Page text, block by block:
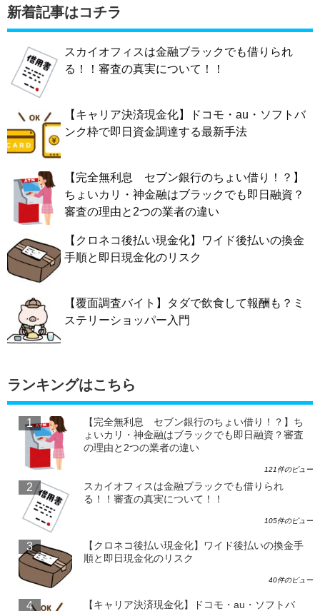
新着記事はコチラ
スカイオフィスは金融ブラックでも借りられ
る！！審査の真実について！！
【キャリア決済現金化】ドコモ・au・ソフトバ
ンク枠で即日資金調達する最新手法
【完全無利息 セブン銀行のちょい借り！？】
ちょいカリ・神金融はブラックでも即日融資？
審査の理由と2つの業者の違い
【クロネコ後払い現金化】ワイド後払いの換金
手順と即日現金化のリスク
【覆面調査バイト】タダで飲食して報酬も？ミ
ステリーショッパー入門
ランキングはこちら
【完全無利息 セブン銀行のちょい借り！？】ち
ょいカリ・神金融はブラックでも即日融資？審査
の理由と2つの業者の違い
121件のビュー
スカイオフィスは金融ブラックでも借りられ
る！！審査の真実について！！
105件のビュー
【クロネコ後払い現金化】ワイド後払いの換金手
順と即日現金化のリスク
40件のビュー
【キャリア決済現金化】ドコモ・au・ソフトバ